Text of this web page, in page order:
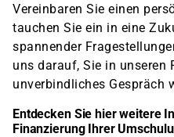
Vereinbaren Sie einen
tauchen Sie ein in eine
spannender
uns darauf, Sie in unseren
unverbindliches Gespräch
Entdecken Sie hier weitere
Finanzierung Ihrer